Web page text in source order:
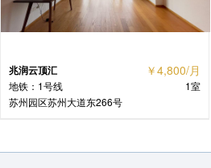
兆润云顶汇
地铁：1号线
现代大道以南，南施街以东。
￥5,500/月
1室